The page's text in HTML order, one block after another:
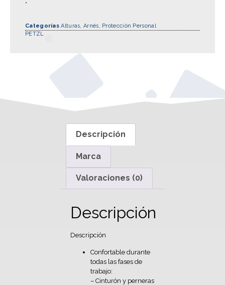
*
Categorías Alturas,Arnés, Protección Personal
PETZL
Descripción
Marca
Valoraciones (0)
Descripción
Descripción
Confortable durante
todas las fases de
trabajo:
– Cinturón y perneras